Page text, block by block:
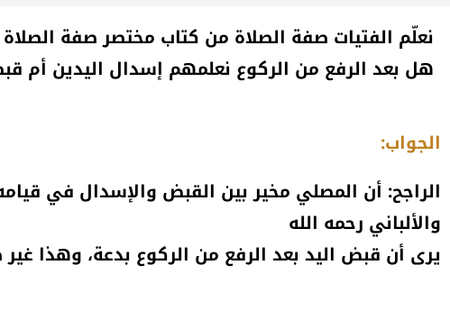
نعلّم الفتيات صفة الصلاة من كتاب مختصر صفة الصلاة
هل بعد الرفع من الركوع نعلمهم إسدال اليدين أم
الجواب:
الراجح: أن المصلي مخير بين القبض والإسدال في
والألباني رحمه الله
يرى أن قبض اليد بعد الرفع من الركوع بدعة، وهذا